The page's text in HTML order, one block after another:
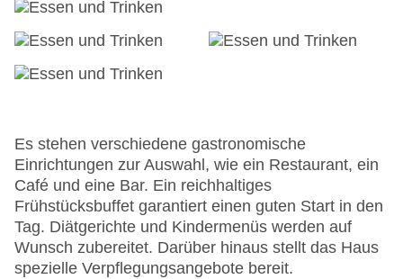
Hotelsafe
WLAN/WiFi im Hotel
Lift
Anzahl der Aufzüge: 3
Zimmerservice
Sonnenterrasse
Gesamtanzahl der Stockwerke: 5
Gesamtanzahl der Zimmer: 394
Pools:Kinderbecken, Beheizter Außenpool: ohne
Gebühr, Outdoor Pool, Liegen am Pool
Es stehen verschiedene gastronomische
Einrichtungen zur Auswahl, wie ein Restaurant, ein
Café und eine Bar. Ein reichhaltiges
Frühstücksbuffet garantiert einen guten Start in den
Tag. Diätgerichte und Kindermenüs werden auf
Wunsch zubereitet. Darüber hinaus stellt das Haus
spezielle Verpflegungsangebote bereit.